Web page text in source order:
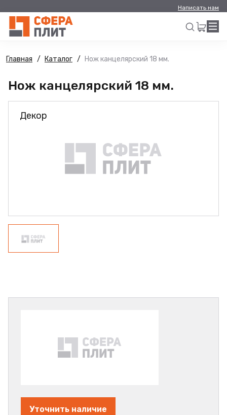
Написать нам
Главная Каталог Нож канцелярский 18 мм.
Нож канцелярский 18 мм.
Декор
Уточнить наличие